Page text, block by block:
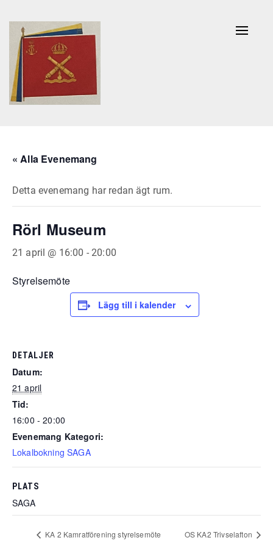
« Alla Evenemang
Detta evenemang har redan ägt rum.
Rörl Museum
21 april @ 16:00 - 20:00
Styrelsemöte
Lägg till i kalender
DETALJER
Datum:
21 april
Tid:
16:00 - 20:00
Evenemang Kategori:
Lokalbokning SAGA
PLATS
SAGA
KA 2 Kamratförening styrelsemöte OS KA2 Trivselafton